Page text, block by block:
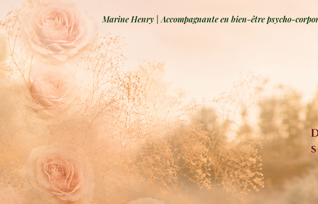
Marine Henry | Accompagnante en bien-être psycho-